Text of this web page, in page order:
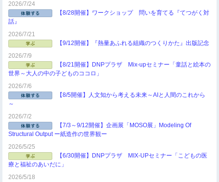
2026/7/24
【8/28開催】ワークショップ 問いを育てる『てつがく対
話』
2026/7/21
【9/12開催】『熱量あふれる組織のつくりかた』出版記念
2026/7/9
【8/21開催】DNPプラザ Mix-upセミナー「童話と絵本の
世界～大人の中の子どものココロ」
2026/7/6
【8/5開催】人文知から考える未来～AIと人間のこれから
～
2026/7/2
【7/3～9/12開催】企画展「MOSO展」Modeling Of
Structural Output ー紙造作の世界観ー
2026/5/25
【6/30開催】DNPプラザ MIX-UPセミナー「こどもの医
療と福祉のあいだに」
2026/5/18